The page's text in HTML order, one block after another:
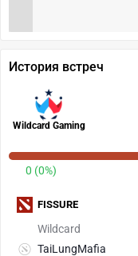
История встреч
Wildcard Gaming
0 (0%)
Wildcard
TaiLungMafia
FISSURE